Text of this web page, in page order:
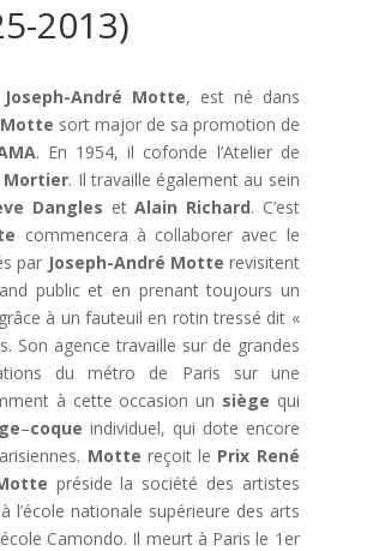
2013)
Joseph-André Motte, est né dans
Motte sort major de sa promotion de
. En 1954, il cofonde l’Atelier de
Mortier. Il travaille également au sein
Dangles etAlain Richard. C’est
commencera à collaborer avec le
par Joseph-André Motte revisitent
public et en prenant toujours un
à un fauteuil en rotin tressé dit «
Son agence travaille sur de grandes
du métro de Paris sur une
à cette occasion un siège qui
–coque individuel, qui dote encore
Motte reçoit le Prix René
préside la société des artistes
nationale supérieure des arts
Camondo. Il meurt à Paris le 1er